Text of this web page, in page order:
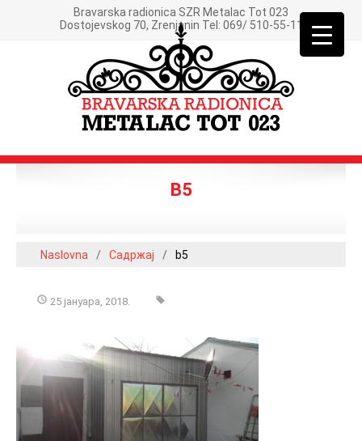
Bravarska radionica SZR Metalac Tot 023
Dostojevskog 70, Zrenjanin Tel: 069/ 510-55-11
B5
Naslovna / Садржај / b5
25 јануара, 2018.